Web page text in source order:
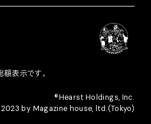
額表示です。
®︎Hearst Holdings, Inc.
by Magazine house, ltd.(Tokyo)